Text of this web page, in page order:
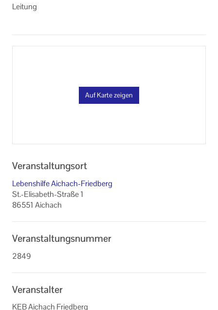
Leitung
Auf Karte zeigen
Veranstaltungsort
Lebenshilfe Aichach-Friedberg
St.-Elisabeth-Straße 1
86551 Aichach
Veranstaltungsnummer
2849
Veranstalter
KEB Aichach Friedberg